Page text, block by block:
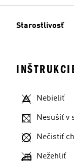
Starostlivosť
Nebieliť
Nesušiť v
Nečistiť
Nežehliť